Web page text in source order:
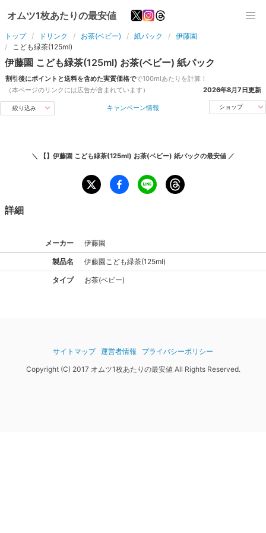
オムツ1枚あたりの最安値
トップ ドリンク お茶(ベビー) 紙パック
伊藤園
こども緑茶(125ml)
伊藤園 こども緑茶(125ml) お茶(ベビー) 紙パック
割引後にポイントと送料を含めた実質価格でで100mlあたりを計算！
（本ページのリンクには広告が含まれています）
2026年8月7日更新
絞り込み キャンペーン情報 ショップ
＼ 【】伊藤園 こども緑茶(125ml) お茶(ベビー) 紙パックの最安値 ／
詳細
メーカー 伊藤園
製品名 伊藤園こども緑茶(125ml)
タイプ お茶(ベビー)
サイトマップ 運営者情報
プライバシーポリシー
Copyright (C) 2017 オムツ1枚あたりの最安値 All Rights Reserved.